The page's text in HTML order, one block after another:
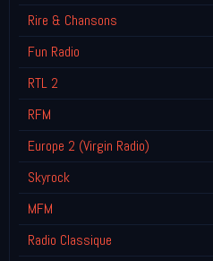
Rire & Chansons
Fun Radio
RTL 2
RFM
Europe 2 (Virgin Radio)
Skyrock
MFM
Radio Classique